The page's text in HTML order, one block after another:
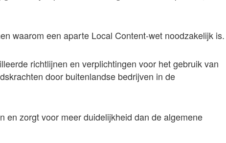
waarom een aparte Local Content-wet noodzakelijk is.
richtlijnen en verplichtingen voor het gebruik van
door buitenlandse bedrijven in de
en zorgt voor meer duidelijkheid dan de algemene